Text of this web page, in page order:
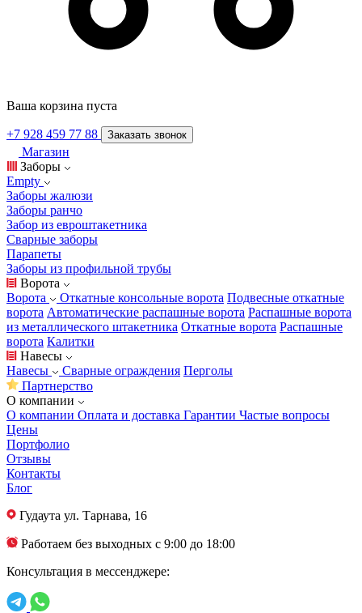
Ваша корзина пуста
+7 928 459 77 88 Заказать звонок
Магазин
Заборы
Empty
Заборы жалюзи
Заборы ранчо
Забор из евроштакетника
Сварные заборы
Парапеты
Заборы из профильной трубы
Ворота
Ворота
Откатные консольные ворота Подвесные откатные
ворота Автоматические распашные ворота Распашные ворота
из металлического штакетника Откатные ворота Распашные
ворота Калитки
Навесы
Навесы
Сварные ограждения Перголы
Партнерство
О компании
О компании Оплата и доставка Гарантии Частые вопросы
Цены
Портфолио
Отзывы
Контакты
Блог
Гудаута ул. Тарнава, 16
Работаем без выходных с 9:00 до 18:00
Консультация в мессенджере: